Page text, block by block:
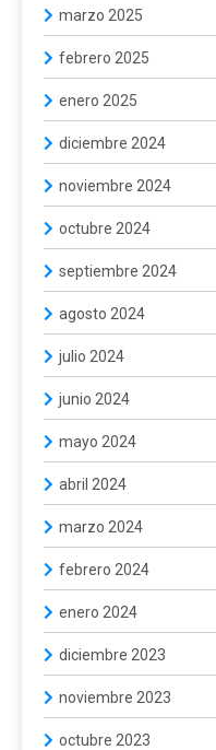
marzo 2025
febrero 2025
enero 2025
diciembre 2024
noviembre 2024
octubre 2024
septiembre 2024
agosto 2024
julio 2024
junio 2024
mayo 2024
abril 2024
marzo 2024
febrero 2024
enero 2024
diciembre 2023
noviembre 2023
octubre 2023